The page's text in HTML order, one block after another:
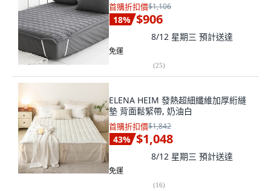
首購折扣價$1,106
18% $906
8/12 星期三 預計送達
免運
(25)
ELENA HEIM 發熱超細纖維加厚絎縫
墊 背面鬆緊帶, 奶油白
首購折扣價$1,842
43% $1,048
8/12 星期三 預計送達
免運
(16)